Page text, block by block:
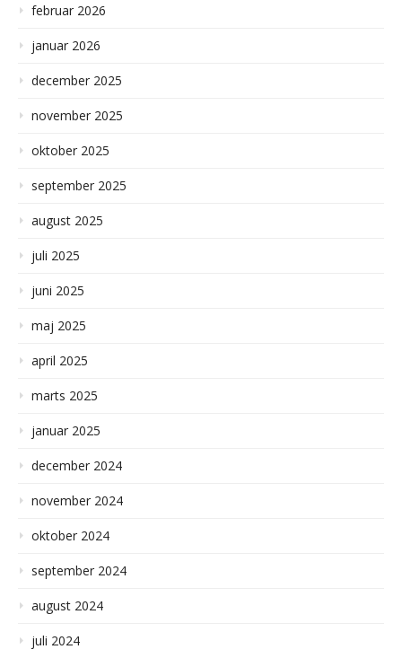
februar 2026
januar 2026
december 2025
november 2025
oktober 2025
september 2025
august 2025
juli 2025
juni 2025
maj 2025
april 2025
marts 2025
januar 2025
december 2024
november 2024
oktober 2024
september 2024
august 2024
juli 2024